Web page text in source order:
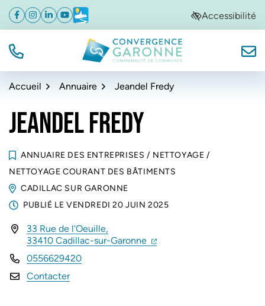
Aller
navigation
Aller
au
Aller
au
de
Facebook
(ouverture dans un nouvel onglet)
Instagram
(ouverture dans un nouvel onglet)
Linkedin
(ouverture dans un nouvel onglet)
YouTube
(ouverture dans un nouvel onglet)
Météo
(ouverture dans un nouvel onglet)Accessibilité
TÉL. Convergence Garonne
Accueil Annuaire Jeandel Fredy
JEANDEL FREDY
ANNUAIRE DES ENTREPRISES / NETTOYAGE /
NETTOYAGE COURANT DES BÂTIMENTS
CADILLAC SUR GARONNE
PUBLIÉ LE VENDREDI 20 JUIN 2025
INFOS UTILES
33 Rue de l'Oeuille,
33410 Cadillac-sur-Garonne (ouverture dans un nouvel
(ouverture dans un
0556629420
Contacter